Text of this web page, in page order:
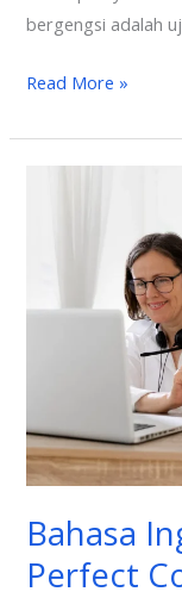
bergengsi adalah
Read More »
Bahasa
Perfect
Perfect